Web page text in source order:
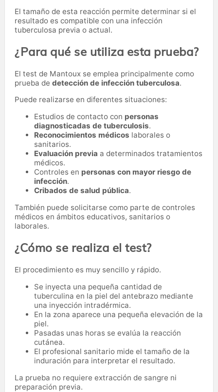
El tamaño de esta reacción permite determinar si el
resultado es compatible con una infección
tuberculosa previa o actual.
¿Para qué se utiliza esta prueba?
El test de Mantoux se emplea principalmente como
prueba de detección de infección tuberculosa.
Puede realizarse en diferentes situaciones:
Estudios de contacto con personas
diagnosticadas de tuberculosis.
Reconocimientos médicos laborales o
sanitarios.
Evaluación previa a determinados tratamientos
médicos.
Controles en personas con mayor riesgo de
infección.
Cribados de salud pública.
También puede solicitarse como parte de controles
médicos en ámbitos educativos, sanitarios o
laborales.
¿Cómo se realiza el test?
El procedimiento es muy sencillo y rápido.
Se inyecta una pequeña cantidad de
tuberculina en la piel del antebrazo mediante
una inyección intradérmica.
En la zona aparece una pequeña elevación de la
piel.
Pasadas unas horas se evalúa la reacción
cutánea.
El profesional sanitario mide el tamaño de la
induración para interpretar el resultado.
La prueba no requiere extracción de sangre ni
preparación previa.